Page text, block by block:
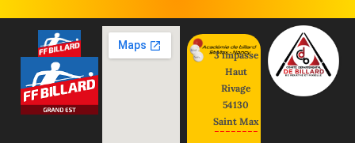
3 impasse
Haut
Rivage
54130
Saint Max
--------